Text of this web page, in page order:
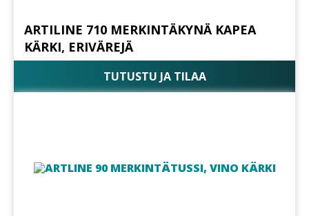
ARTILINE 710 MERKINTÄKYNÄ KAPEA
KÄRKI, ERIVÄREJÄ
TUTUSTU JA TILAA